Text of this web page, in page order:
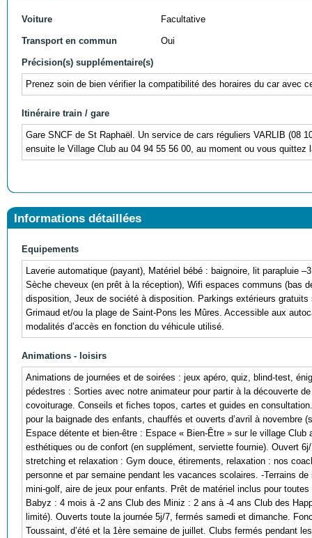
Voiture Facultative
Transport en commun Oui
Précision(s) supplémentaire(s)
Prenez soin de bien vérifier la compatibilité des horaires du car avec
Itinéraire train / gare
Gare SNCF de St Raphaël. Un service de cars réguliers VARLIB (08
ensuite le Village Club au 04 94 55 56 00, au moment ou vous
Informations détaillées
Equipements
Laverie automatique (payant), Matériel bébé : baignoire, lit parapluie
Sèche cheveux (en prêt à la réception), Wifi espaces communs (bas
disposition, Jeux de société à disposition. Parkings extérieurs
Grimaud et/ou la plage de Saint-Pons les Mûres. Accessible aux
modalités d’accès en fonction du véhicule utilisé.
Animations - loisirs
Animations de journées et de soirées : jeux apéro, quiz, blind-test,
pédestres : Sorties avec notre animateur pour partir à la découverte
covoiturage. Conseils et fiches topos, cartes et guides en
pour la baignade des enfants, chauffés et ouverts d’avril à
Espace détente et bien-être : Espace « Bien-Être » sur le village
esthétiques ou de confort (en supplément, serviette fournie). Ouvert
stretching et relaxation : Gym douce, étirements, relaxation : nos
personne et par semaine pendant les vacances scolaires. -Terrains
mini-golf, aire de jeux pour enfants. Prêt de matériel inclus pour
Babyz : 4 mois à -2 ans Club des Miniz : 2 ans à -4 ans Club des
limité). Ouverts toute la journée 5j/7, fermés samedi et dimanche.
Toussaint, d’été et la 1ère semaine de juillet. Clubs fermés pendant